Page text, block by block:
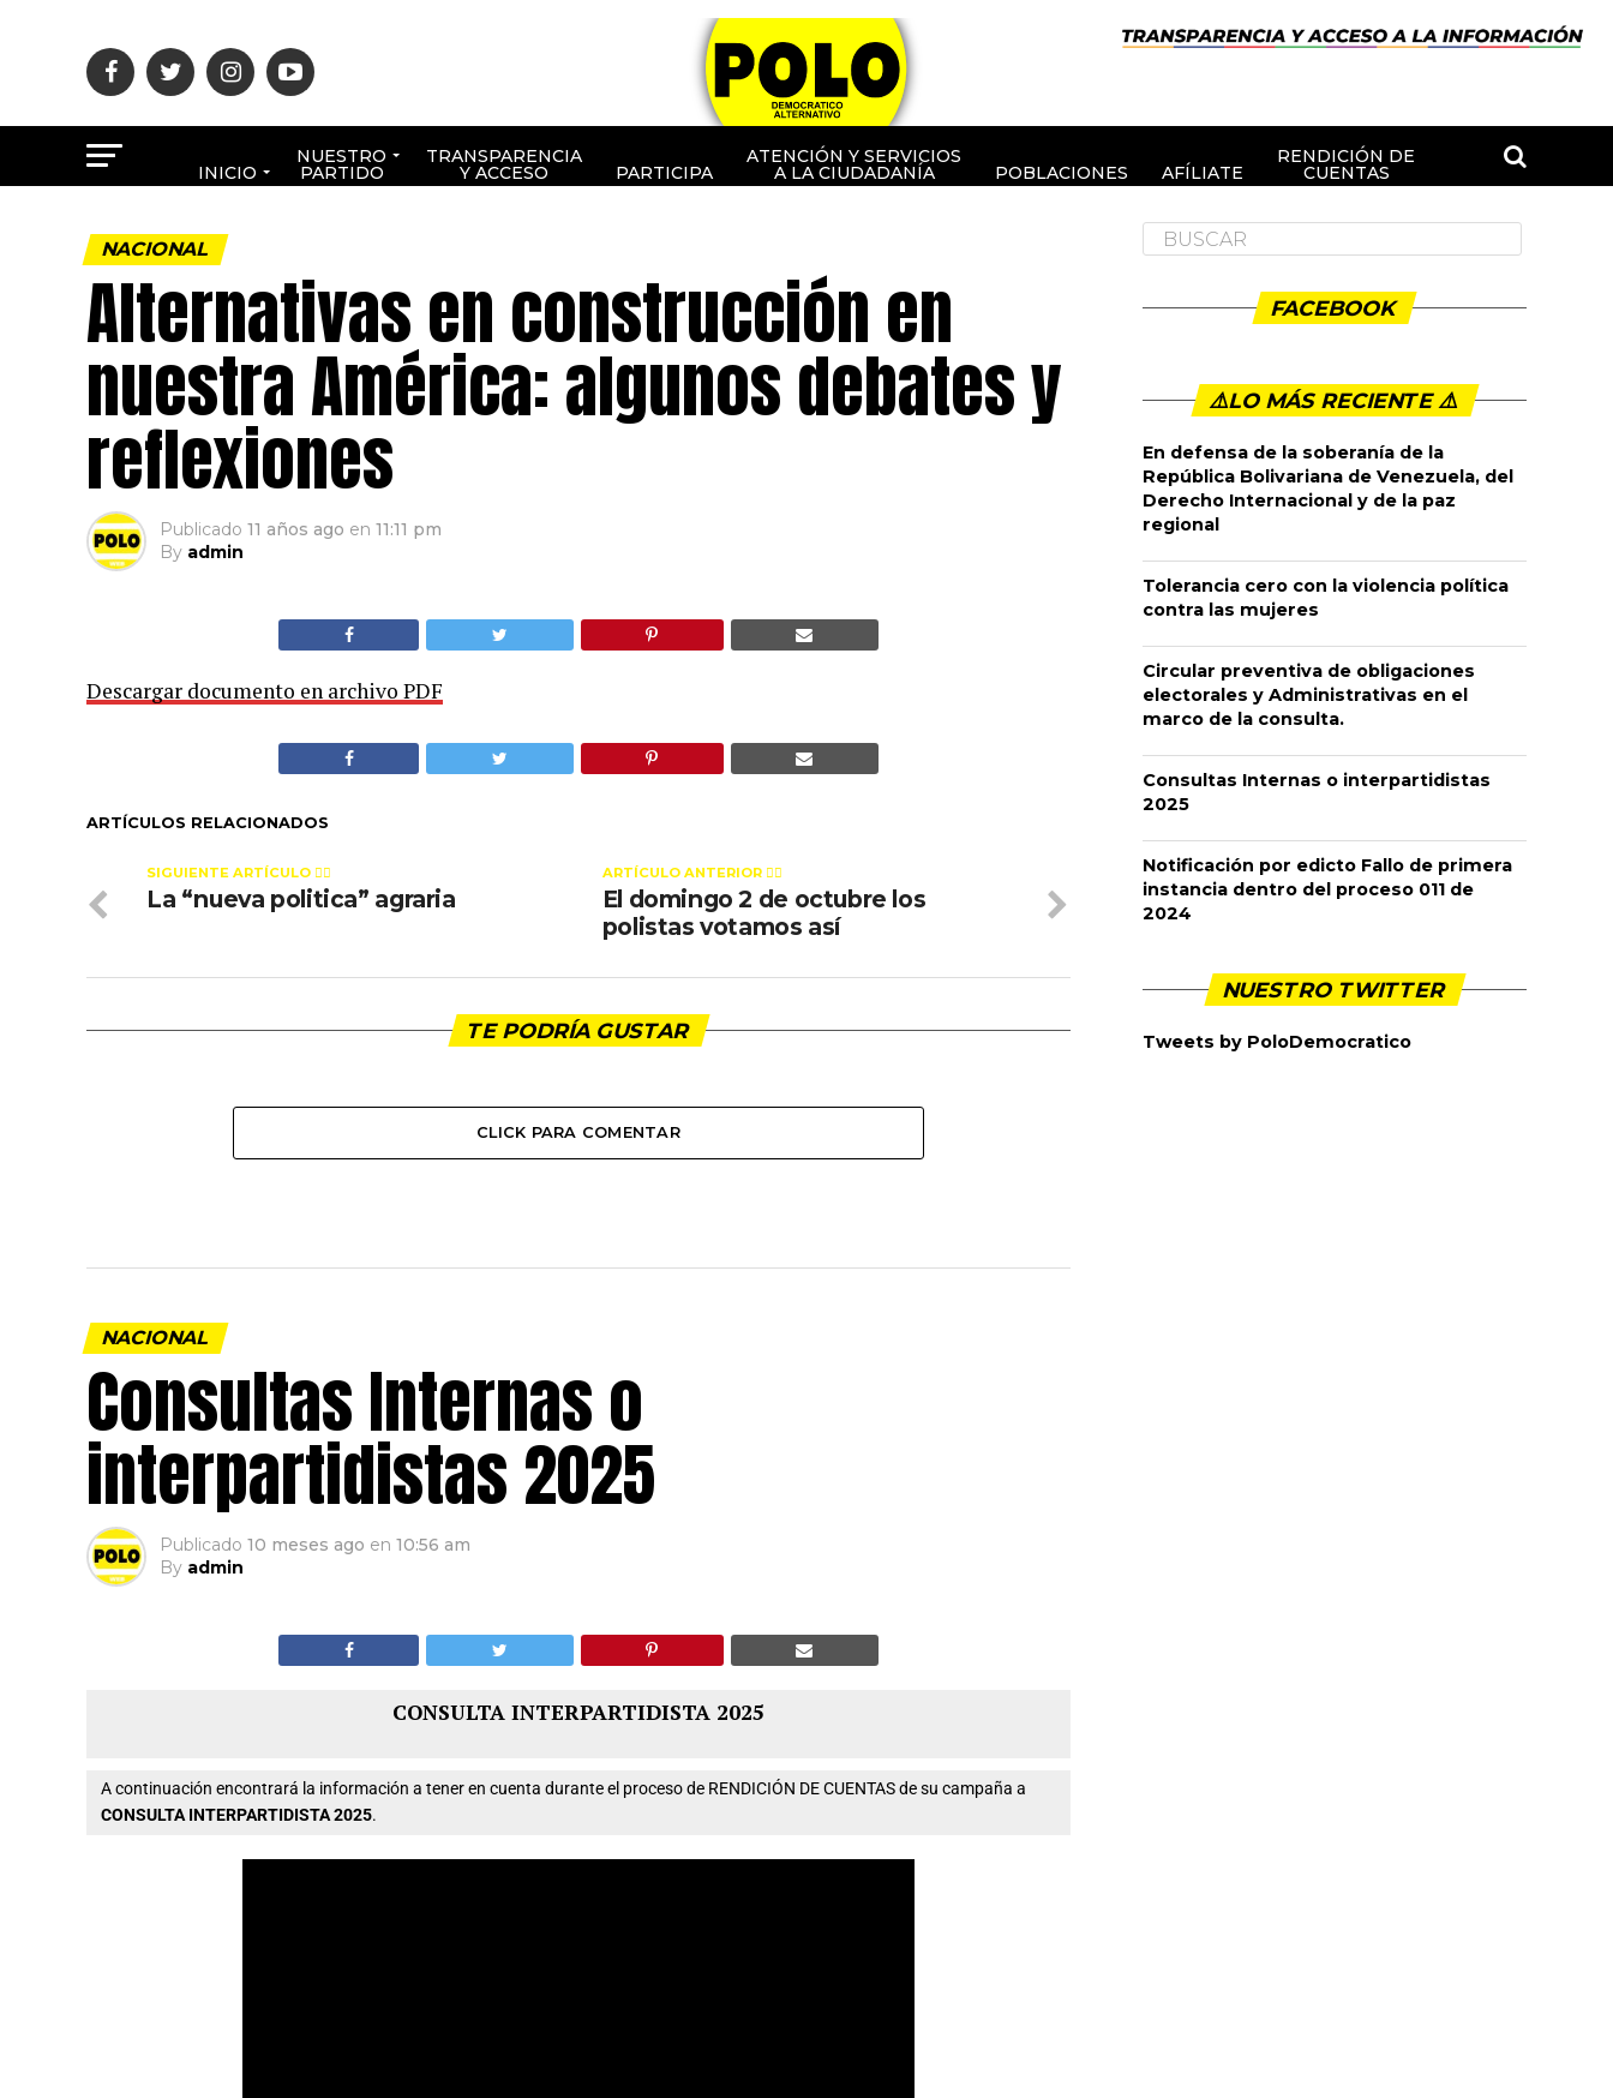
INICIO
NUESTRO
PARTIDO
TRANSPARENCIA
Y ACCESO PARTICIPA
ATENCIÓN Y SERVICIOS
A LA CIUDADANÍA POBLACIONES AFÍLIATE
RENDICIÓN DE
CUENTAS
NACIONAL
Alternativas en construcción en
nuestra América: algunos debates y
reflexiones
Publicado 11 años ago en 11:11 pm
By admin
Descargar documento en archivo PDF
ARTÍCULOS RELACIONADOS
ARTÍCULO ANTERIOR 👉🏻
El domingo 2 de octubre los
polistas votamos así
SIGUIENTE ARTÍCULO 👈🏻
La “nueva politica” agraria
TE PODRÍA GUSTAR
CLICK PARA COMENTAR
NACIONAL
Consultas Internas o
interpartidistas 2025
Publicado 10 meses ago en 10:56 am
By admin
CONSULTA INTERPARTIDISTA 2025
A continuación encontrará la información a tener en cuenta durante el proceso de RENDICIÓN DE CUENTAS de su campaña a
CONSULTA INTERPARTIDISTA 2025.
FACEBOOK
⚠️LO MÁS RECIENTE ⚠️️
En defensa de la soberanía de la
República Bolivariana de Venezuela, del
Derecho Internacional y de la paz
regional
Tolerancia cero con la violencia política
contra las mujeres
Circular preventiva de obligaciones
electorales y Administrativas en el
marco de la consulta.
Consultas Internas o interpartidistas
2025
Notificación por edicto Fallo de primera
instancia dentro del proceso 011 de
2024
NUESTRO TWITTER
Tweets by PoloDemocratico